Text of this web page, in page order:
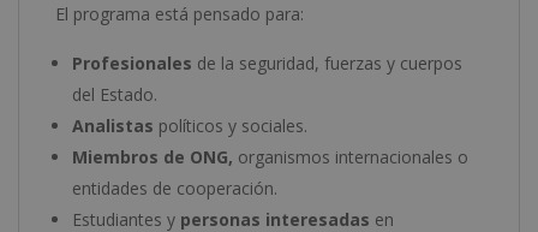
El programa está pensado para:
Profesionales de la seguridad, fuerzas y cuerpos
del Estado.
Analistas políticos y sociales.
Miembros de ONG, organismos internacionales o
entidades de cooperación.
Estudiantes y personas interesadas en